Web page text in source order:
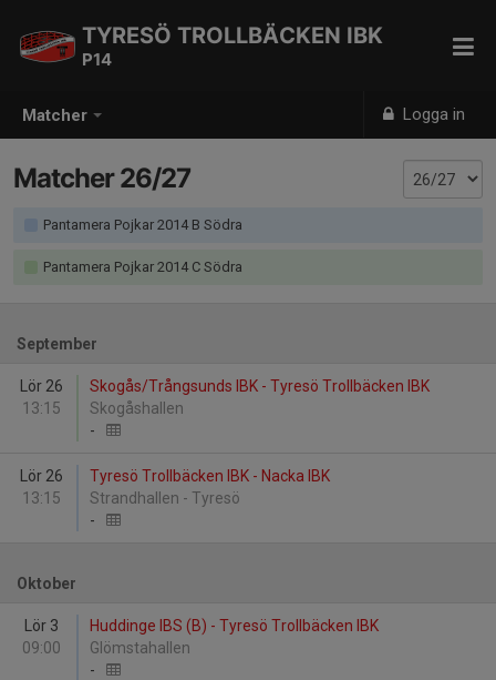
Matcher Logga in
TYRESÖ TROLLBÄCKEN IBK
P14
Matcher 26/27
Pantamera Pojkar 2014 B Södra
Pantamera Pojkar 2014 C Södra
September
Lör 26
13:15
Skogås/Trångsunds IBK - Tyresö Trollbäcken IBK
Skogåshallen
-
Lör 26
13:15
Tyresö Trollbäcken IBK - Nacka IBK
Strandhallen - Tyresö
-
Oktober
Lör 3
09:00
Huddinge IBS (B) - Tyresö Trollbäcken IBK
Glömstahallen
-